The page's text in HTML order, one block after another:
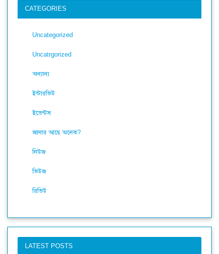
CATEGORIES
Uncategorized
Uncatrgorized
অন্যান্য
ইন্টারভিউ
ইভেন্টস
জানার আছে অনেক?
নিউজ
ভিউজ
রিভিউ
LATEST POSTS